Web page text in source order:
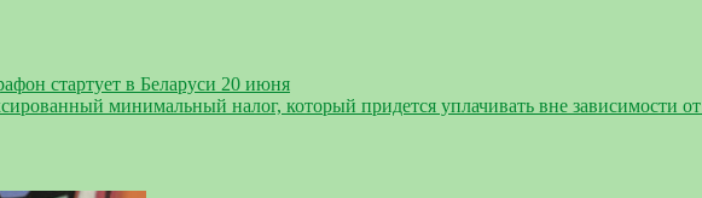
стартует в Беларуси 20 июня
минимальный налог, который придется уплачивать вне зависимости от